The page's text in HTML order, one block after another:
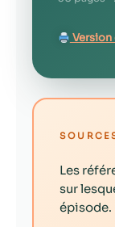
Les
sur
épisode.